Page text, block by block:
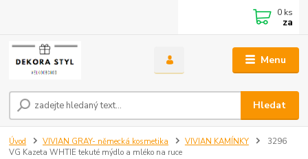
Menu
Hledat
0 ks
za
Úvod VIVIAN GRAY- německá kosmetika VIVIAN KAMÍNKY
3296
VG Kazeta WHTIE tekuté mýdlo a mléko na ruce